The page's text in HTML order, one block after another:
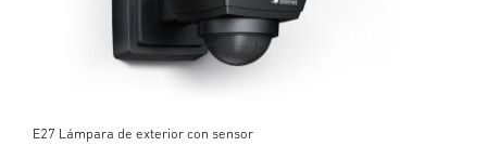
E27 Lámpara de exterior con sensor